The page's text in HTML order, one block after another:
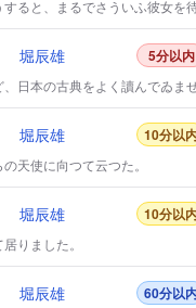
ると、まるでさういふ彼女を
その窓の下で餌をあさり出した
堀辰雄 5分以内
日本の古典をよく讀んでゐま
堀辰雄 10分以
天使に向つて云つた。
堀辰雄 10分以
りました。
堀辰雄 60分以